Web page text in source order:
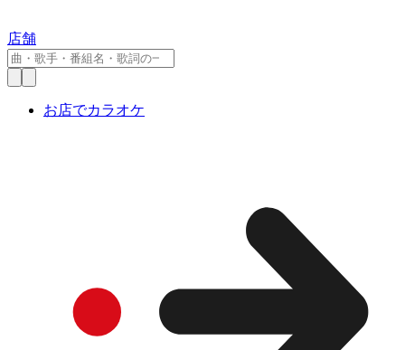
店舗
お店でカラオケ